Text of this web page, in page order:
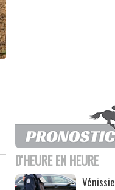
D'HEURE EN HEURE